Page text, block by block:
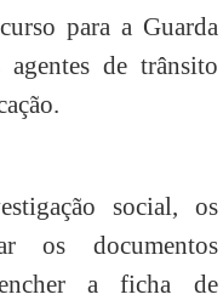
para a Guarda
de trânsito
social, os
os documentos
a ficha de